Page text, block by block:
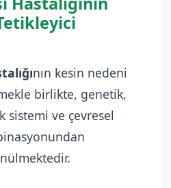
nın kesin nedeni
birlikte, genetik,
sistemi ve çevresel